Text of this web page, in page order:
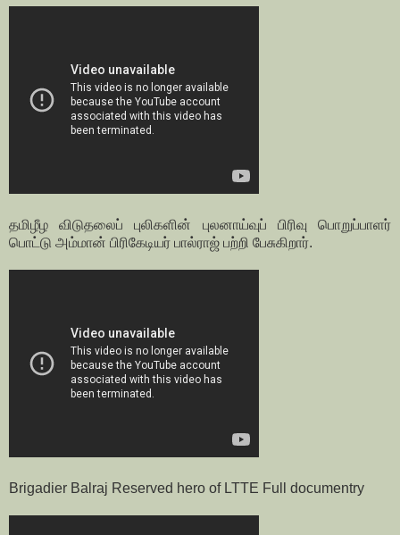
தமிழீழ விடுதலைப் புலிகளின் புலனாய்வுப் பிரிவு பொறுப்பாளர்
பொட்டு அம்மான் பிரிகேடியர் பால்ராஜ் பற்றி பேசுகிறார்.
Brigadier Balraj Reserved hero of LTTE Full documentry